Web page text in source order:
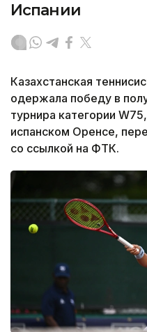
Испании
Казахстанская
одержала победу в
турнира категории
испанском Оренсе,
со ссылкой на ФТК.